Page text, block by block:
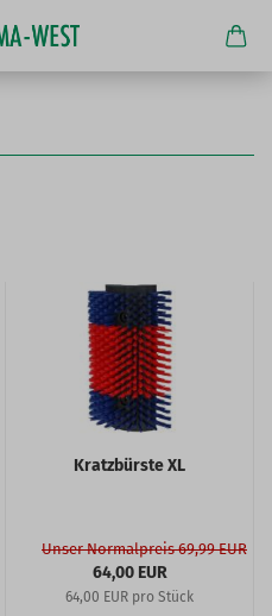
Kratzbürste XL
Unser Normalpreis 69,99 EUR
64,00 EUR
64,00 EUR pro Stück